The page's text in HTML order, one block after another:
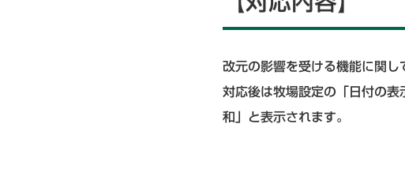
改元の影響を受ける機能に関し
対応後は牧場設定の「日付の表
和」と表示されます。